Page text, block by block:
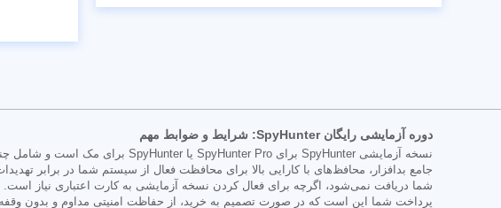
دوره آزمایشی رایگان SpyHunter: شرایط و ضوابط مهم
شما دریافت نمی‌شود، اگرچه برای فعال کردن نسخه آزمایشی به کارت اعتباری نیاز
پرداخت شما این است که در صورت تصمیم به خرید، از حفاظت امنیتی مداوم و بدون